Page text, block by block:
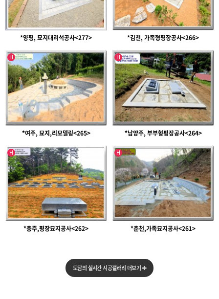
*양평, 묘지대리석공사<277> *김천, 가족형평장공사<266>
H
인기글
*여주, 묘지,리모델링<265>
H
인기글
*남양주, 부부형평장공사<264>
H
인기글
*충주,평장묘지공사<262>
H
인기글
*춘천,가족묘지공사<261>
도담의 실시간 시공갤러리 더보기